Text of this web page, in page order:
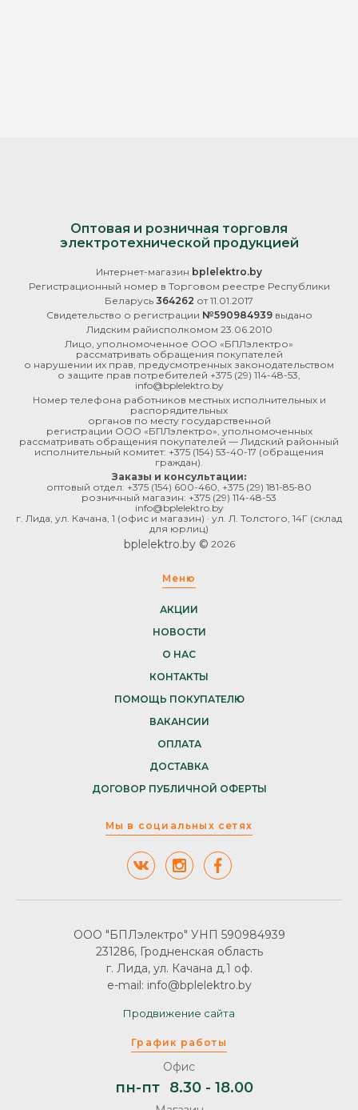
Оптовая и розничная торговля
электротехнической продукцией
Интернет-магазин bplelektro.by
Регистрационный номер в Торговом реестре Республики
Беларусь 364262 от 11.01.2017
Свидетельство о регистрации №590984939выдано
Лидским райисполкомом 23.06.2010
Лицо, уполномоченное ООО «БПЛэлектро»
рассматривать обращения покупателей
о нарушении их прав, предусмотренных законодательством
о защите прав потребителей +375 (29) 114-48-53
info@bplelektro.by
Номер телефона работников местных исполнительных и
распорядительных
органов по месту государственной
регистрации ООО «БПЛэлектро», уполномоченных
рассматривать обращения покупателей — Лидский районный
исполнительный комитет: +375 (154) 53-40-17 (обращения
граждан).
Заказы и консультации:
оптовый отдел: +375 (154) 600-460 +375 (29) 181-85-80
розничный магазин: +375 (29) 114-48-53
info@bplelektro.by
г. Лида, ул. Качана, 1 (офис и магазин) · ул. Л. Толстого, 14Г (склад
для юрлиц)
bplelektro.by © 2026
Меню
АКЦИИ
НОВОСТИ
О НАС
КОНТАКТЫ
ПОМОЩЬ ПОКУПАТЕЛЮ
ВАКАНСИИ
ОПЛАТА
ДОСТАВКА
ДОГОВОР ПУБЛИЧНОЙ ОФЕРТЫ
Мы в социальных сетях
График работы
Офис
пн-пт 8.30 - 18.00
ООО "БПЛэлектро" УНП 590984939
231286, Гродненская область
г. Лида, ул. Качана д.1 оф.
e-mail: info@bplelektro.by
Продвижение сайта